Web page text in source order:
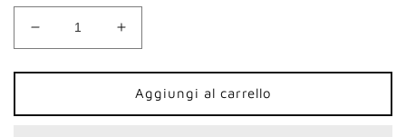
Diminuisci
quantità
per
CafèNoir
Aumenta
quantità
per
Sneakers
CafèNoir
Aggiungi al carrello